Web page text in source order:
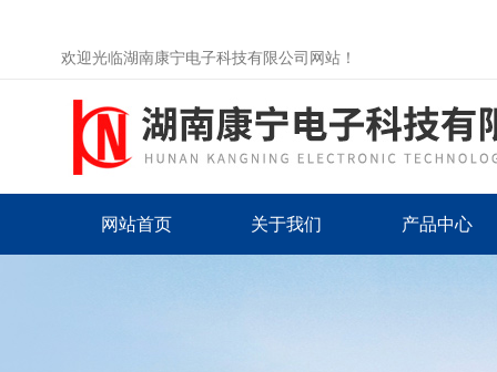
欢迎光临湖南康宁电子科技有限公司网站！
网站首页 关于我们 产品中心